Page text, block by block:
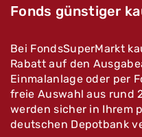
Fonds günstiger
Bei FondsSuperMarkt
Rabatt auf den
Einmalanlage oder per
freie Auswahl aus rund
werden sicher in Ihrem
deutschen Depotbank